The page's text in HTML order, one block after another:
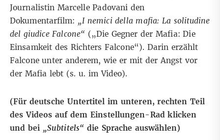
Journalistin Marcelle Padovani den
Dokumentarfilm: „I nemici della mafia: La solitudine
del giudice Falcone“ („Die Gegner der Mafia: Die
Einsamkeit des Richters Falcone“). Darin erzählt
Falcone unter anderem, wie er mit der Angst vor
der Mafia lebt (s. u. im Video).
(Für deutsche Untertitel im unteren, rechten Teil
des Videos auf dem Einstellungen-Rad klicken
und bei „Subtitels“ die Sprache auswählen)